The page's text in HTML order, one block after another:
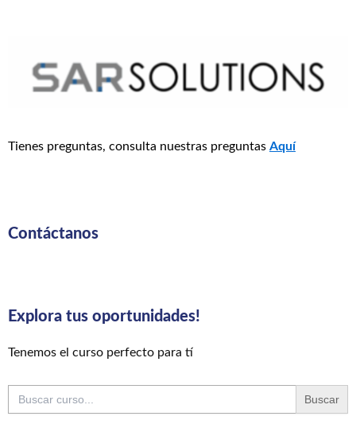
Tienes preguntas, consulta nuestras preguntas Aquí
Contáctanos
Explora tus oportunidades!
Tenemos el curso perfecto para tí
Buscar: